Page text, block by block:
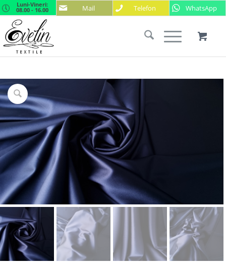
Mail Telefon WhatsApp
Luni-Vineri:
08.00 - 16.00